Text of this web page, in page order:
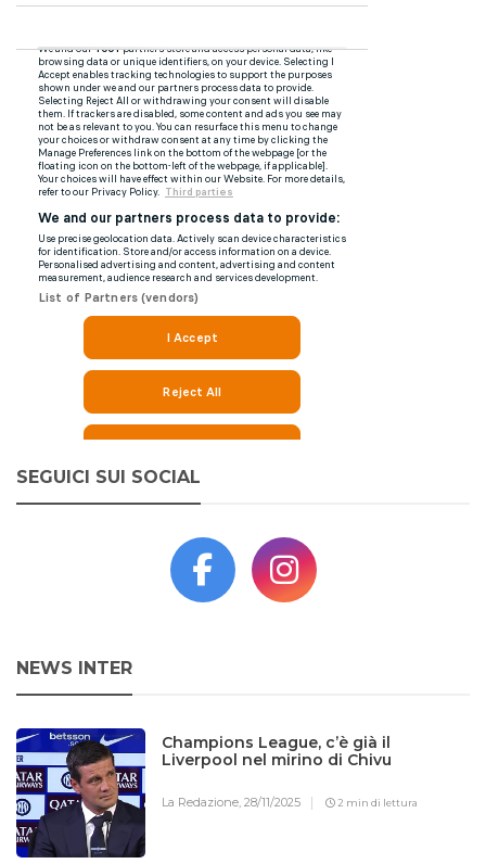
SEGUICI SUI SOCIAL
NEWS INTER
Champions League, c’è già il
Liverpool nel mirino di Chivu
La Redazione,28/11/2025 2 min di lettura